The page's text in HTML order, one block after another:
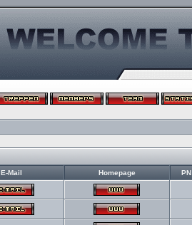
E-Mail Homepage PN